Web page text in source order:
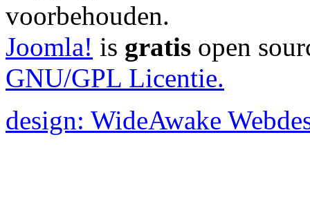
voorbehouden.
Joomla! is gratis open
GNU/GPL Licentie.
design: WideAwake